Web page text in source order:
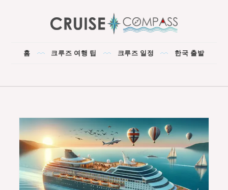
CRUISE COMPASS
홈 크루즈 여행 팁 크루즈 일정 한국 출발